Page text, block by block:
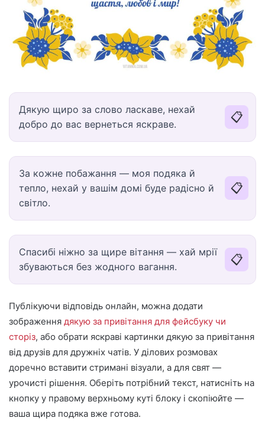
Дякую щиро за слово ласкаве, нехай
добро до вас вернеться яскраве.
📋
За кожне побажання — моя подяка й
тепло, нехай у вашім домі буде радісно й
світло.
📋
Спасибі ніжно за щире вітання — хай мрії
збуваються без жодного вагання.
📋
Публікуючи відповідь онлайн, можна додати
зображення дякую за привітання для фейсбуку чи
сторіз, або обрати яскраві картинки дякую за привітання
від друзів для дружніх чатів. У ділових розмовах
доречно вставити стримані візуали, а для свят —
урочисті рішення. Оберіть потрібний текст, натисніть на
кнопку у правому верхньому куті блоку і скопіюйте —
ваша щира подяка вже готова.